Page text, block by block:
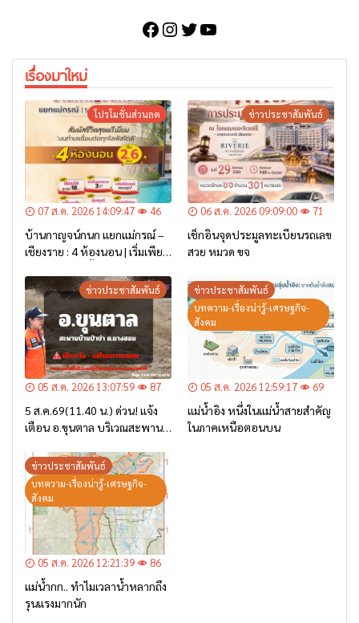
Facebook
Instagram
Twitter
YouTube
เรื่องมาใหม่
โปรโมชั่นส่วนลด
07 ส.ค. 2026 14:09:47 46
บ้านกาญจน์กนก แยกแม่กรณ์ –
เชียงราย : 4 ห้องนอน | เริ่มเพียง
ข่าวประชาสัมพันธ์
06 ส.ค. 2026 09:09:00 71
เช็กอินจุดประมูลทะเบียนรถเลข
สวย หมวด ขจ
ข่าวประชาสัมพันธ์
05 ส.ค. 2026 13:07:59 87
5 ส.ค.69(11.40 น.) ด่วน! แจ้ง
เตือน อ.ขุนตาล บริเวณสะพาน
– เตรียมการอพยพ”
ข่าวประชาสัมพันธ์
บทความ-เรื่องน่ารู้-เศรษฐกิจ-
สังคม
05 ส.ค. 2026 12:59:17 69
แม่น้ำอิง หนึ่งในแม่น้ำสายสำคัญ
ในภาคเหนือตอนบน
ข่าวประชาสัมพันธ์
บทความ-เรื่องน่ารู้-เศรษฐกิจ-
สังคม
05 ส.ค. 2026 12:21:39 86
แม่น้ำกก.. ทำไมเวลาน้ำหลากถึง
รุนแรงมากนัก